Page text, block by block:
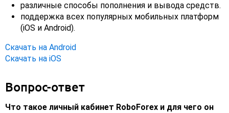
различные способы пополнения и вывода средств.
поддержка всех популярных мобильных платформ
(iOS и Android).
Скачать на Android
Скачать на iOS
Вопрос-ответ
Что такое личный кабинет RoboForex и для чего он